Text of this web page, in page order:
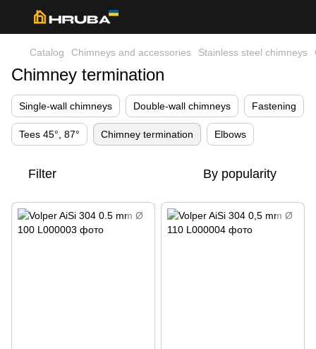
Catalog Chimneys and accessories Stainless steel chimneys
Chimney termination
Single-wall chimneys Double-wall chimneys Fastening
Tees 45°, 87° Chimney termination Elbows
Filter By popularity